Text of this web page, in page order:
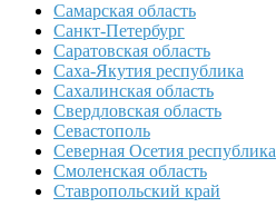
Самарская область
Санкт-Петербург
Саратовская область
Саха-Якутия республика
Сахалинская область
Свердловская область
Севастополь
Северная Осетия республика
Смоленская область
Ставропольский край